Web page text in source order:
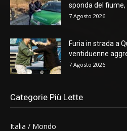
sponda del fiume,
7 Agosto 2026
Furia in strada a
ventiduenne
7 Agosto 2026
Categorie Più Lette
Italia / Mondo